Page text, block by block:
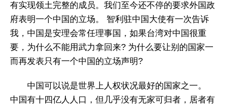
有实现领土完整的成员。我们至今还不停的要求外国政
府表明一个中国的立场。 智利驻中国大使有一次告诉
我，中国是安理会常任理事国，如果台湾对中国很重
要，为什么不能用武力拿回来? 为什么要让别的国家一
而再发表只有一个中国的立场声明?
中国可以说是世界上人权状况最好的国家之一。
中国有十四亿人人口，但几乎没有无家可归者，居者有